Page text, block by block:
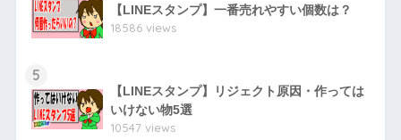
【LINEスタンプ】一番売れやすい個数は？
18586 views
5
【LINEスタンプ】リジェクト原因・作っては
いけない物5選
10547 views